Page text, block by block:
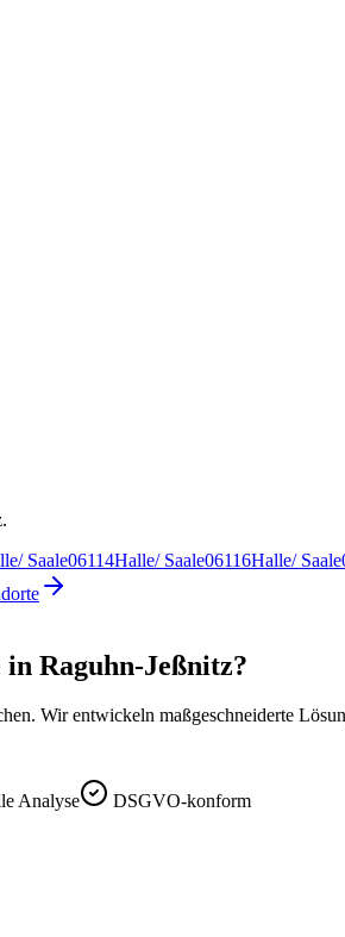
Saale06114Halle/ Saale06116Halle/ Saale
Raguhn-Jeßnitz?
Wir entwickeln maßgeschneiderte
Analyse DSGVO-konform